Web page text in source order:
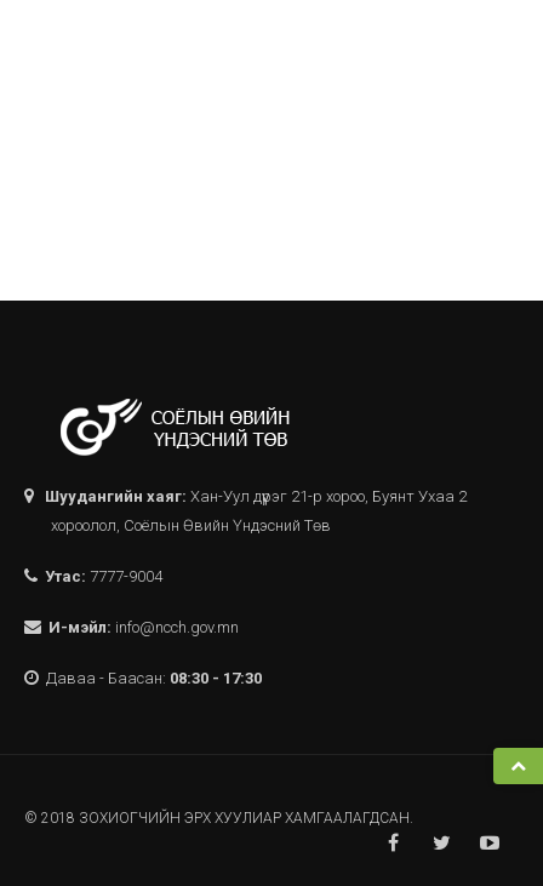
Шуудангийн хаяг: Хан-Уул дүүрэг 21-р хороо, Буянт Ухаа 2
хороолол, Соёлын Өвийн Үндэсний Төв
Утас: 7777-9004
И-мэйл: info@ncch.gov.mn
Даваа - Баасан: 08:30 - 17:30
© 2018 ЗОХИОГЧИЙН ЭРХ ХУУЛИАР ХАМГААЛАГДСАН.